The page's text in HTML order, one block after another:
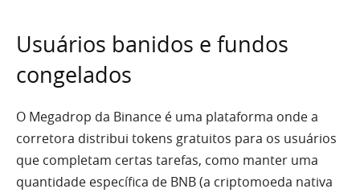
Usuários banidos e fundos
congelados
O Megadrop da Binance é uma plataforma onde a
corretora distribui tokens gratuitos para os usuários
que completam certas tarefas, como manter uma
quantidade específica de BNB (a criptomoeda nativa